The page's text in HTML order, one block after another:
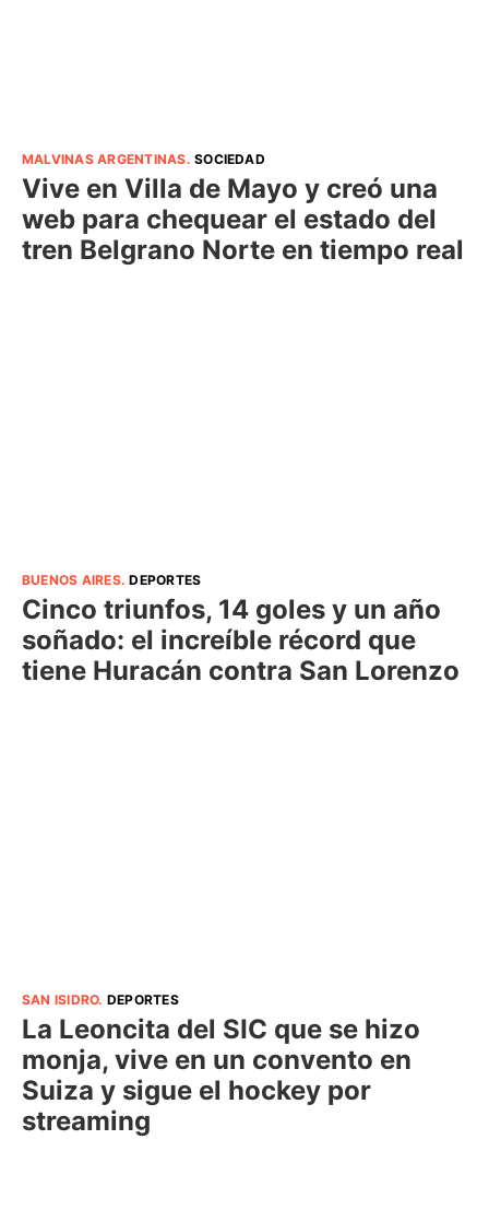
MALVINAS ARGENTINAS.SOCIEDAD
Vive en Villa de Mayo y creó una
web para chequear el estado del
tren Belgrano Norte en tiempo real
BUENOS AIRES.DEPORTES
Cinco triunfos, 14 goles y un año
soñado: el increíble récord que
tiene Huracán contra San Lorenzo
SAN ISIDRO. DEPORTES
La Leoncita del SIC que se hizo
monja, vive en un convento en
Suiza y sigue el hockey por
streaming